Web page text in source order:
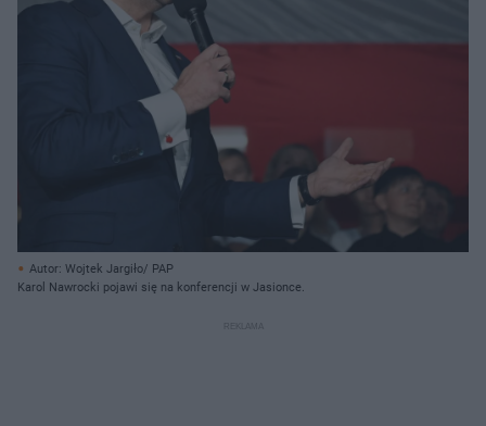
Autor: Wojtek Jargiło/ PAP
Karol Nawrocki pojawi się na konferencji w Jasionce.